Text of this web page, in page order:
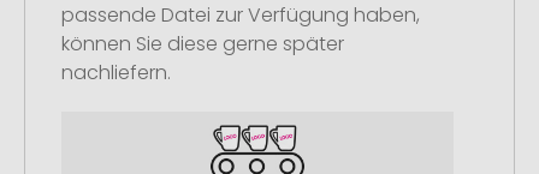
passende Datei zur Verfügung haben,
können Sie diese gerne später
nachliefern.